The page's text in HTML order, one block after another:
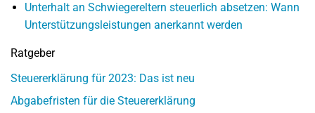
Unterhalt an Schwiegereltern steuerlich absetzen: Wann
Unterstützungsleistungen anerkannt werden
Ratgeber
Steuererklärung für 2023: Das ist neu
Abgabefristen für die Steuererklärung